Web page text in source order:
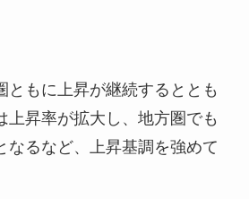
ともに上昇が継続するととも
上昇率が拡大 し、地方圏でも
なるなど、 上昇基調 を強めて